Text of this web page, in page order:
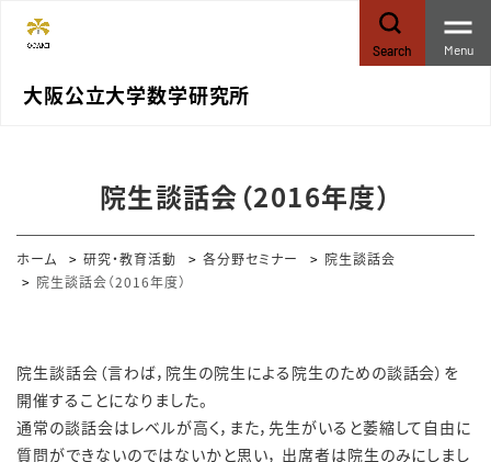
大阪公立大学数学研究所
Search Menu
院生談話会（2016年度）
ホーム 研究・教育活動 各分野セミナー
院生談話会
院生談話会（2016年度）
院生談話会（言わば，院生の院生による院生のための談話会）を
開催することになりました。
通常の談話会はレベルが高く，また，先生がいると萎縮して自由に
質問ができないのではないかと思い， 出席者は院生のみにしまし